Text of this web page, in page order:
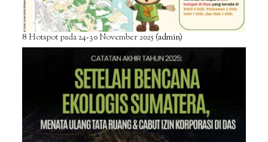
8 Hotspot pada 24-30 November 2025(admin)